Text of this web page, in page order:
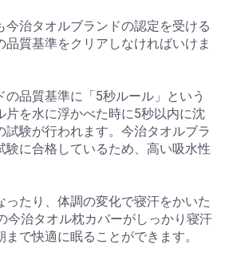
今治タオルブランドの認定を受ける
品質基準をクリアしなければいけま
の品質基準に「5秒ルール」という
片を水に浮かべた時に5秒以内に沈
試験が行われます。今治タオルブラ
験に合格しているため、高い吸水性
ったり、体調の変化で寝汗をかいた
今治タオル枕カバーがしっかり寝汗
で快適に眠ることができます。